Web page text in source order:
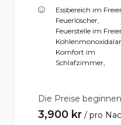
Essbereich im
Feuerlöscher,
Feuerstelle im
Komfort im
Schlafzimmer,
Die Preise
3,900 kr
pro